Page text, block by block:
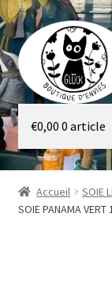
Aller
à
la
navigation
Aller
au
contenu
Galerie
Boutique
€0,00 0 article
Accueil SOIE
SOIE PANAMA VERT